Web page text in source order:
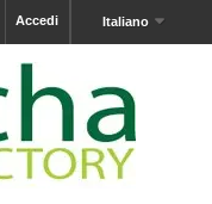
Italiano
Accedi